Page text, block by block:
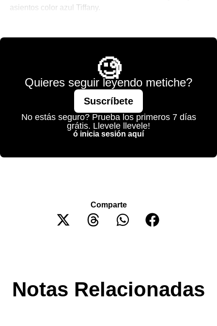
asientos color azul Tiffany.
🧐
Quieres seguir leyendo metiche?
Suscríbete
No estás seguro? Prueba los primeros 7 días
grátis. Llevele llevele!
ó inicia sesión aquí
Comparte
Notas Relacionadas